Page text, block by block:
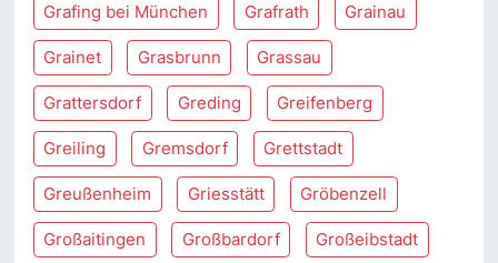
Grafing bei München Grafrath Grainau
Grainet Grasbrunn Grassau
Grattersdorf Greding Greifenberg
Greiling Gremsdorf Grettstadt
Greußenheim Griesstätt Gröbenzell
Großaitingen Großbardorf Großeibstadt